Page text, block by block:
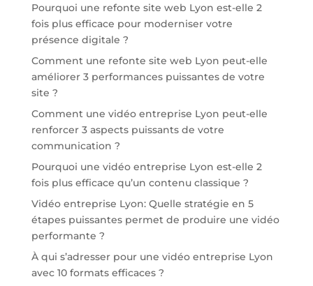
Pourquoi une refonte site web Lyon est-elle 2
fois plus efficace pour moderniser votre
présence digitale ?
Comment une refonte site web Lyon peut-elle
améliorer 3 performances puissantes de votre
site ?
Comment une vidéo entreprise Lyon peut-elle
renforcer 3 aspects puissants de votre
communication ?
Pourquoi une vidéo entreprise Lyon est-elle 2
fois plus efficace qu’un contenu classique ?
Vidéo entreprise Lyon: Quelle stratégie en 5
étapes puissantes permet de produire une vidéo
performante ?
À qui s’adresser pour une vidéo entreprise Lyon
avec 10 formats efficaces ?